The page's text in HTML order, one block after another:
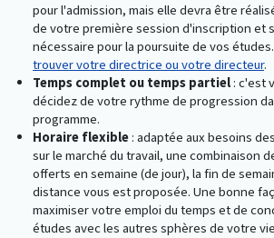
pour l'admission, mais elle devra être
de votre première session d'inscription et
nécessaire pour la poursuite de vos études.
trouver votre directrice ou votre directeur.
Temps complet ou temps partiel : c'est
décidez de votre rythme de progression
programme.
Horaire flexible : adaptée aux besoins
sur le marché du travail, une combinaison
offerts en semaine (de jour), la fin de
distance vous est proposée. Une bonne
maximiser votre emploi du temps et de
études avec les autres sphères de votre